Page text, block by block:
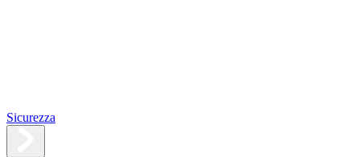
Sicurezza